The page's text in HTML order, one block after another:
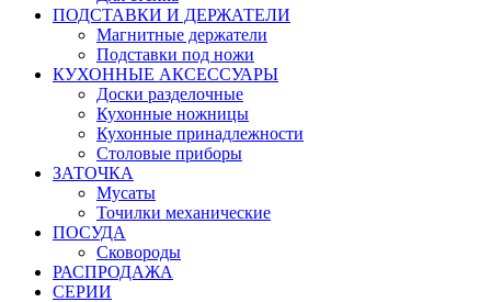
ПОДСТАВКИ И ДЕРЖАТЕЛИ
Магнитные держатели
Подставки под ножи
КУХОННЫЕ АКСЕССУАРЫ
Доски разделочные
Кухонные ножницы
Кухонные принадлежности
Столовые приборы
ЗАТОЧКА
Мусаты
Точилки механические
ПОСУДА
Сковороды
РАСПРОДАЖА
СЕРИИ